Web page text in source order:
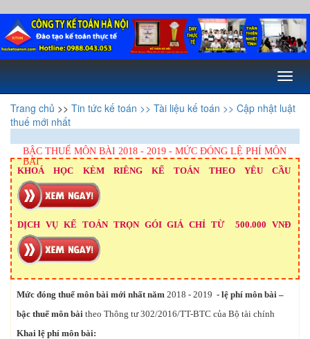
Toggle
Trang chủ >> Tin tức kế toán >> Tài liệu kế toán >> Cập nhật luật
thuế mới nhất
BẬC THUẾ MÔN BÀI 2018 - 2019 - MỨC ĐÓNG LỆ PHÍ MÔN
BÀI
KHOÁ HỌC KÈM RIÊNG KẾ TOÁN THEO YÊU CẦU
DỊCH VỤ KẾ TOÁN TRỌN GÓI GIÁ CHỈ TỪ 500.000 VNĐ
Mức đóng thuế môn bài mới nhất năm 2018 - 2019 - lệ phí môn bài –
bậc thuế môn bài theo Thông tư 302/2016/TT-BTC của Bộ tài chính
Khai lệ phí môn bài: